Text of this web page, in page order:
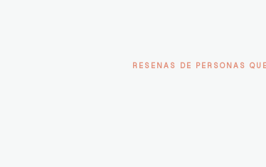
RESENAS DE PERSONAS